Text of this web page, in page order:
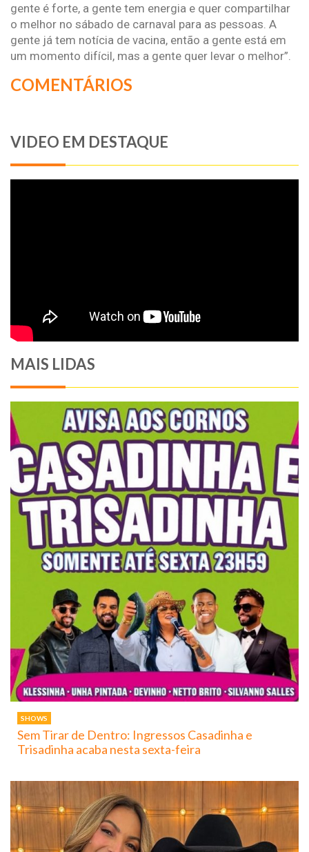
gente é forte, a gente tem energia e quer compartilhar
o melhor no sábado de carnaval para as pessoas. A
gente já tem notícia de vacina, então a gente está em
um momento difícil, mas a gente quer levar o melhor”.
COMENTÁRIOS
VIDEO EM DESTAQUE
MAIS LIDAS
SHOWS
Sem Tirar de Dentro: Ingressos Casadinha e
Trisadinha acaba nesta sexta-feira